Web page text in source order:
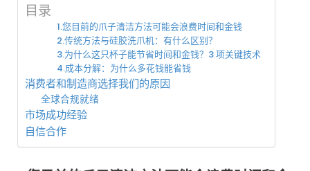
目录
1.您目前的爪子清洁方法可能会浪费时间和金钱
2.传统方法与硅胶洗爪机：有什么区别？
3.为什么这只杯子能节省时间和金钱？3 项关键技术
4.成本分解：为什么多花钱能省钱
消费者和制造商选择我们的原因
全球合规就绪
市场成功经验
自信合作